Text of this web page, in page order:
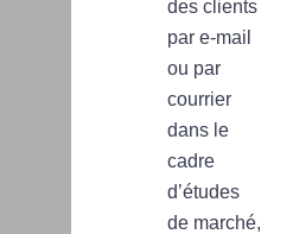
des clients
par e-mail
ou par
courrier
dans le
cadre
d’études
de marché,